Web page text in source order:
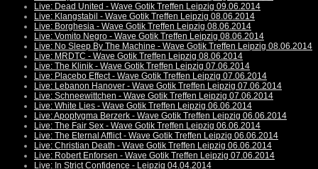
Live: Dead United - Wave Gotik Treffen Leipzig 09.06.2014
Live: Klangstabil - Wave Gotik Treffen Leipzig 08.06.2014
Live: Borghesia - Wave Gotik Treffen Leipzig 08.06.2014
Live: Vomito Negro - Wave Gotik Treffen Leipzig 08.06.2014
Live: No Sleep By The Machine - Wave Gotik Treffen Leipzig 08.06.2014
Live: MRDTC - Wave Gotik Treffen Leipzig 08.06.2014
Live: The Klinik - Wave Gotik Treffen Leipzig 07.06.2014
Live: Placebo Effect - Wave Gotik Treffen Leipzig 07.06.2014
Live: Lebanon Hanover - Wave Gotik Treffen Leipzig 07.06.2014
Live: Schneewittchen - Wave Gotik Treffen Leipzig 07.06.2014
Live: White Lies - Wave Gotik Treffen Leipzig 06.06.2014
Live: Apoptygma Berzerk - Wave Gotik Treffen Leipzig 06.06.2014
Live: The Fair Sex - Wave Gotik Treffen Leipzig 06.06.2014
Live: The Eternal Afflict - Wave Gotik Treffen Leipzig 06.06.2014
Live: Christian Death - Wave Gotik Treffen Leipzig 06.06.2014
Live: Robert Enforsen - Wave Gotik Treffen Leipzig 07.06.2014
Live: In Strict Confidence - Leipzig 04.04.2014